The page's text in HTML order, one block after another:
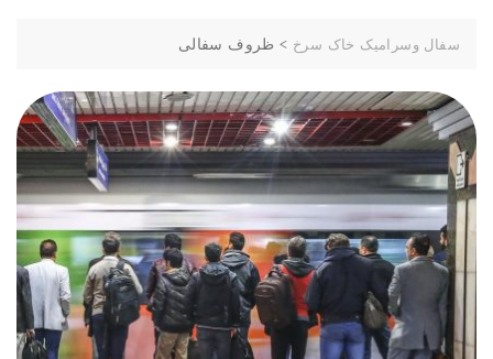
سفال وسرامیک خاک سرخ > ظروف سفالی